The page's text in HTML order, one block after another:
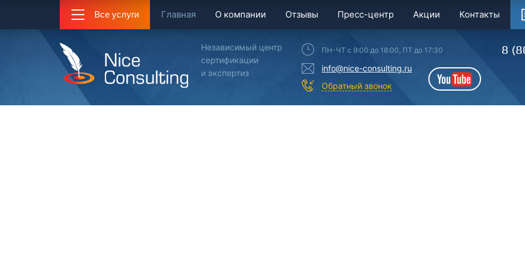
Все услуги Главная О компании Отзывы Пресс-центр Акции Контакты
Независимый центр
сертификации
и экспертиз
ПН-ЧТ с 9:00 до 18:00, ПТ до 17:30
info@nice-consulting.ru
Обратный звонок
YouTube
8